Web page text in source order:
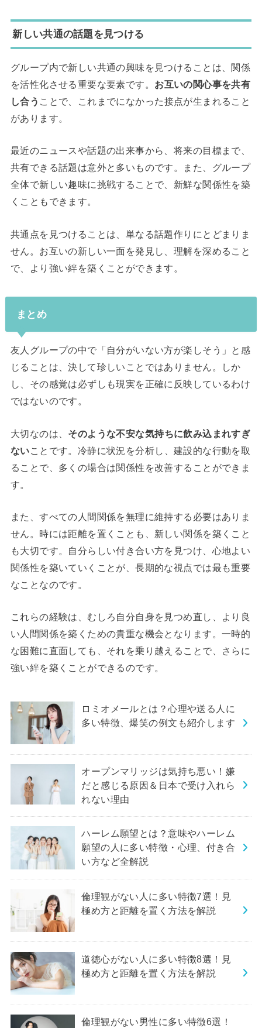
新しい共通の話題を見つける
グループ内で新しい共通の興味を見つけることは、関係
を活性化させる重要な要素です。 お互いの関心事を共有
し合う ことで、これまでになかった接点が生まれること
があります。
最近のニュースや話題の出来事から、将来の目標まで、
共有できる話題は意外と多いものです。また、グループ
全体で新しい趣味に挑戦することで、新鮮な関係性を築
くこともできます。
共通点を見つけることは、単なる話題作りにとどまりま
せん。お互いの新しい一面を発見し、理解を深めること
で、より強い絆を築くことができます。
まとめ
友人グループの中で「自分がいない方が楽しそう」と感
じることは、決して珍しいことではありません。しか
し、その感覚は必ずしも現実を正確に反映しているわけ
ではないのです。
大切なのは、 そのような不安な気持ちに飲み込まれすぎ
ない ことです。冷静に状況を分析し、建設的な行動を取
ることで、多くの場合は関係性を改善することができま
す。
また、すべての人間関係を無理に維持する必要はありま
せん。時には距離を置くことも、新しい関係を築くこと
も大切です。自分らしい付き合い方を見つけ、心地よい
関係性を築いていくことが、長期的な視点では最も重要
なことなのです。
これらの経験は、むしろ自分自身を見つめ直し、より良
い人間関係を築くための貴重な機会となります。一時的
な困難に直面しても、それを乗り越えることで、さらに
強い絆を築くことができるのです。
ロミオメールとは？心理や送る人に
多い特徴、爆笑の例文も紹介します
オープンマリッジは気持ち悪い！嫌
だと感じる原因＆日本で受け入れら
れない理由
ハーレム願望とは？意味やハーレム
願望の人に多い特徴・心理、付き合
い方など全解説
倫理観がない人に多い特徴7選！見
極め方と距離を置く方法を解説
道徳心がない人に多い特徴8選！見
極め方と距離を置く方法を解説
倫理観がない男性に多い特徴6選！